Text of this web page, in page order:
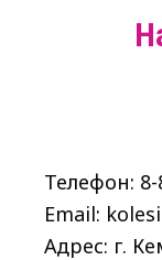
Телефон: 8-
Email:
Адрес: г.